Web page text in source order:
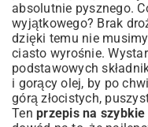
Jaki twaróg wybrać do
Niezbędne dodatki do
Przepis krok po kroku:
szybkie pączki serowe?
Przygotowanie ciasta
konsystencji
Smażenie pączków –
Dekoracja i podanie –
absolutnie pysznego.
wyjątkowego? Brak
dzięki temu nie
ciasto wyrośnie.
podstawowych
i gorący olej, by po
górą złocistych,
Ten przepis na